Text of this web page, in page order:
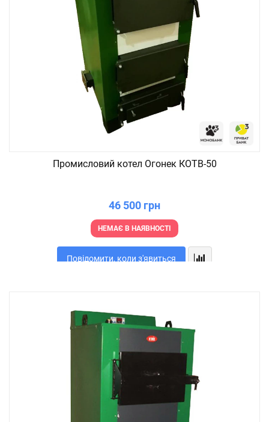
Промисловий котел Огонек КОТВ-50
46 500 грн
НЕМАЄ В НАЯВНОСТІ
Повідомити, коли з'явиться